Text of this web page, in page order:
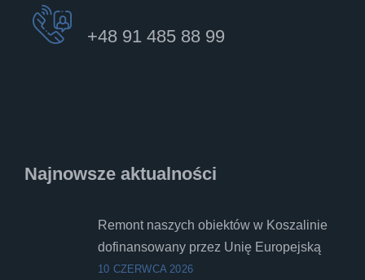
+48 91 485 88 99
Najnowsze aktualności
Remont naszych obiektów w Koszalinie
dofinansowany przez Unię Europejską
10 CZERWCA 2026